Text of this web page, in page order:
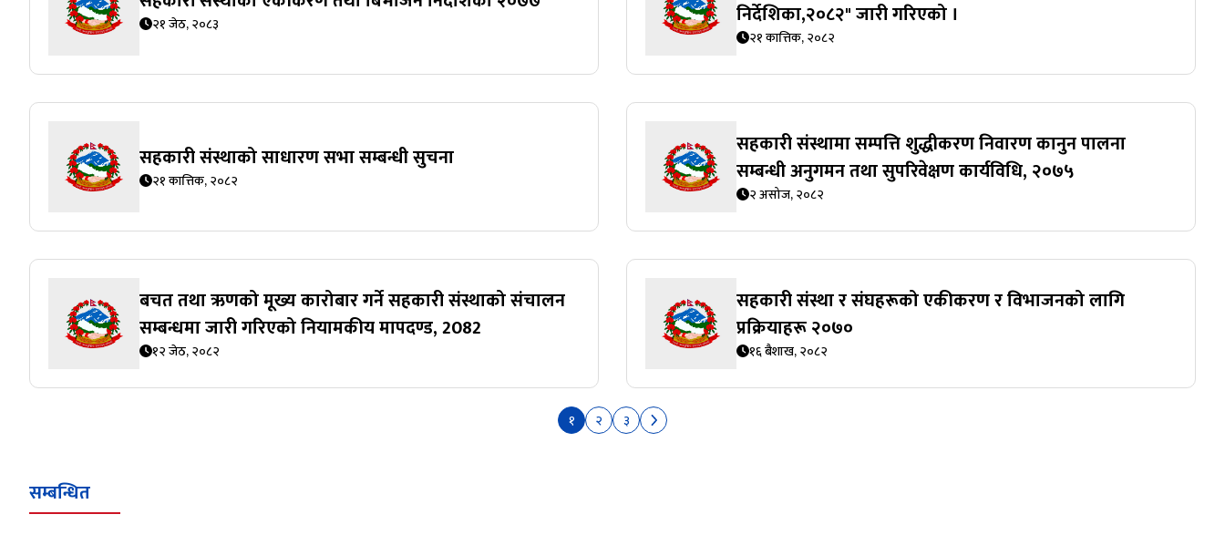
२१ जेठ, २०८३
निर्देशिका,२०८२" जारी गरिएको ।
२१ कात्तिक, २०८२
सहकारी संस्थाको साधारण सभा सम्बन्धी सुचना
२१ कात्तिक, २०८२
सहकारी संस्थामा सम्पत्ति शुद्धीकरण निवारण कानुन पालना
सम्बन्धी अनुगमन तथा सुपरिवेक्षण कार्यविधि, २०७५
२ असोज, २०८२
बचत तथा ऋणको मूख्य कारोबार गर्ने सहकारी संस्थाको संचालन
सम्बन्धमा जारी गरिएको नियामकीय मापदण्ड, 2082
१२ जेठ, २०८२
सहकारी संस्था र संघहरूको एकीकरण र विभाजनको लागि
प्रक्रियाहरू २०७०
१६ बैशाख, २०८२
१ २ ३
सम्बन्धित